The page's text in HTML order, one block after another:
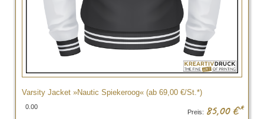
Varsity Jacket »Nautic Spiekeroog« (ab 69,00 €/St.*)
0.00
Preis: 85,00 €*